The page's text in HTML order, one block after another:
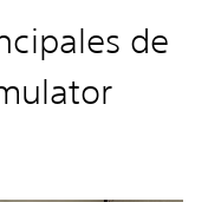
de